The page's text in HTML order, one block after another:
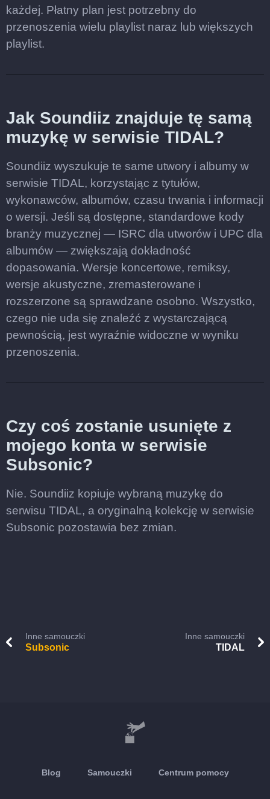
każdej. Płatny plan jest potrzebny do
przenoszenia wielu playlist naraz lub większych
playlist.
Jak Soundiiz znajduje tę samą
muzykę w serwisie TIDAL?
Soundiiz wyszukuje te same utwory i albumy w
serwisie TIDAL, korzystając z tytułów,
wykonawców, albumów, czasu trwania i informacji
o wersji. Jeśli są dostępne, standardowe kody
branży muzycznej — ISRC dla utworów i UPC dla
albumów — zwiększają dokładność
dopasowania. Wersje koncertowe, remiksy,
wersje akustyczne, zremasterowane i
rozszerzone są sprawdzane osobno. Wszystko,
czego nie uda się znaleźć z wystarczającą
pewnością, jest wyraźnie widoczne w wyniku
przenoszenia.
Czy coś zostanie usunięte z
mojego konta w serwisie
Subsonic?
Nie. Soundiiz kopiuje wybraną muzykę do
serwisu TIDAL, a oryginalną kolekcję w serwisie
Subsonic pozostawia bez zmian.
Inne samouczki
Subsonic
Inne samouczki
TIDAL
Blog Samouczki Centrum pomocy